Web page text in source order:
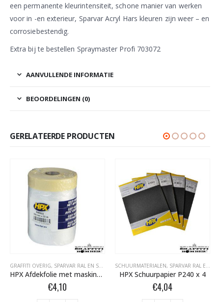
een permanente kleurintensiteit, schone manier van werken
voor in -en exterieur, Sparvar Acryl Hars kleuren zijn weer – en
corrosiebestendig.
Extra bij te bestellen Spraymaster Profi 703072
AANVULLENDE INFORMATIE
BEOORDELINGEN (0)
GERELATEERDE PRODUCTEN
GRAFFITI OVERIG, SPARVAR RAL EN SPECIALE SPRAY ,TAPE- EN AFDEKMATERIALEN
HPX Afdekfolie met masking tape 550mm X 33m PM5533
€4,10
SCHUURMATERIALEN, SPARVAR RAL EN SPECIALE SPRAY
HPX Schuurpapier P240 x 4
€4,04